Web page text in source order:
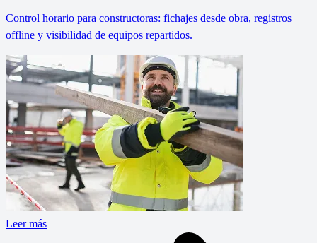
Control horario para constructoras: fichajes desde obra, registros
offline y visibilidad de equipos repartidos.
Leer más